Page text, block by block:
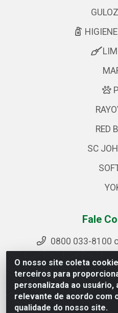
O nosso site coleta
terceiros para
personalizada ao usuário,
relevante de acordo com
qualidade do nosso site.
RED
SC
Fale
0800 033-8100
Acompanhe